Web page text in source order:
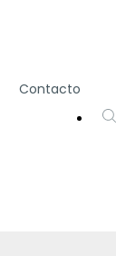
Contacto